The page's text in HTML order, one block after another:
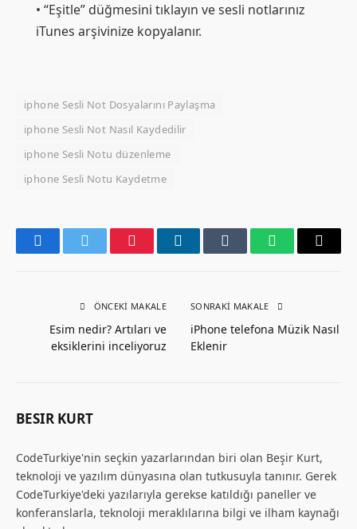
• “Eşitle” düğmesini tıklayın ve sesli notlarınız
iTunes arşivinize kopyalanır.
iphone Sesli Not Dosyalarını Paylaşma
iphone Sesli Not Nasıl Kaydedilir
iphone Sesli Notu düzenleme
iphone Sesli Notu Kaydetme
FacebookTwitter PinterestLinkedInTumblr WhatsAppEmail
ÖNCEKI MAKALE
Esim nedir? Artıları ve
eksiklerini inceliyoruz
SONRAKI MAKALE
iPhone telefona Müzik Nasıl
Eklenir
BESIR KURT
CodeTurkiye'nin seçkin yazarlarından biri olan Beşir Kurt,
teknoloji ve yazılım dünyasına olan tutkusuyla tanınır. Gerek
CodeTurkiye'deki yazılarıyla gerekse katıldığı paneller ve
konferanslarla, teknoloji meraklılarına bilgi ve ilham kaynağı